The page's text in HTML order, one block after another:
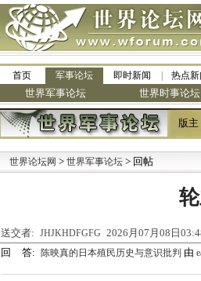
首页 军事论坛 即时新闻 热点新
世界军事论坛 世界时事论坛
版主
世界论坛网 > 世界军事论坛 > 回帖
送交者: JHJKHDFGFG 2026月07月08日
回 答: 陈映真的日本殖民历史与意识批判 由